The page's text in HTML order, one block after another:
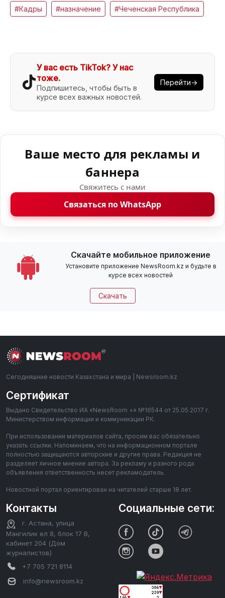
#Кадры #назначение #Чеченская Республика
У вас есть TikTok? У нас
тоже.
Подпишитесь, чтобы быть в
курсе всех важных новостей.
Перейти→
Ваше место для рекламы и
баннера
Свяжитесь с нами
Связаться по WhatsApp
Скачайте мобильное приложение
Установите приложение NewsRoom.kz и будьте в
курсе всех новостей
Скачать
Сегодняшние новости Казахстана и мира | Newsroom.kz
Сертификат
Выдано Свидетельство ИА «NewsRoom +» №16544 от 25.05.2017 г.
Министерством информации и коммуникации РК.
При использовании материалов сайта, просим вас обязательно
указать ссылки. Напоминаем, что на информационном портале
полностью защищаются авторские и другие права. Редакция не
разделяет личное мнение автора. За рекламу и разного рода
объявления ответственность несет рекламодатель.
Новостной портал ориентирован на читателей старше 18 лет.
Контакты
г. Астана, улица
Мангилик ел 8, блок 17 В,
кабинет 204 (Дом
журналистов)
+7 705 721 8114
info@newsroom.kz
Социальные сети: